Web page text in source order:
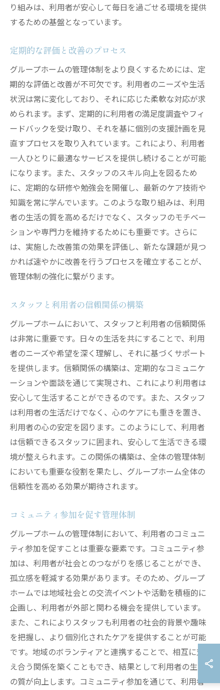
り組みは、利用者が安心して毎日を過ごせる環境を提供
するための基盤となっています。
定期的な評価と改善のプロセス
グループホームの管理体制をより良くするためには、定
期的な評価と改善が不可欠です。利用者のニーズや生活
状況は常に変化しており、それに応じた柔軟な対応が求
められます。まず、定期的に利用者の満足度調査やフィ
ードバックを受け取り、それを基に個別の支援計画を見
直すプロセスを取り入れています。これにより、利用者
一人ひとりに最適なサービスを提供し続けることが可能
になります。また、スタッフのスキル向上を図るため
に、定期的な研修や勉強会を開催し、最新のケア技術や
知識を常に学んでいます。このような取り組みは、利用
者の生活の質を高めるだけでなく、スタッフのモチベー
ションや専門力を維持するためにも重要です。さらに
は、実施した改善策の効果を評価し、新たな課題が見つ
かれば速やかに改善を行うプロセスを確立することが、
管理体制の強化に繋がります。
スタッフと利用者の信頼関係の構築
グループホームにおいて、スタッフと利用者の信頼関係
は非常に重要です。日々の生活を共にすることで、利用
者のニーズや希望を深く理解し、それに基づくサポート
を提供します。信頼関係の構築は、定期的なコミュニケ
ーションや面談を通じて実現され、これにより利用者は
安心して生活することができるのです。また、スタッフ
は利用者の生活だけでなく、心のケアにも重きを置き、
利用者の心の安定を図ります。このようにして、利用者
は信頼できるスタッフに囲まれ、安心して生活できる環
境が整えられます。この関係の構築は、全体の管理体制
においても重要な役割を果たし、グループホーム全体の
信頼性を高める効果が期待されます。
コミュニティ参加を促す管理体制
グループホームの管理体制において、利用者のコミュニ
ティ参加を促すことは重要な要素です。コミュニティ参
加は、利用者が社会とのつながりを感じることができ、
孤立感を軽減する効果があります。そのため、グループ
ホームでは地域社会との交流イベントや活動を積極的に
企画し、利用者が外部と関わる機会を提供しています。
また、これによりスタッフも利用者の社会的背景や趣味
を把握し、より個別化されたケアを提供することが可能
です。地域のボランティアと連携することで、相互に支
え合う関係を築くこともでき、結果として利用者の生活
の質が向上します。コミュニティ参加を通じて、利用者